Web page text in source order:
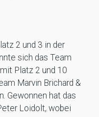
2 und 3 in der
sich das Team
Platz 2 und 10
Marvin Brichard &
Gewonnen hat das
Loidolt, wobei